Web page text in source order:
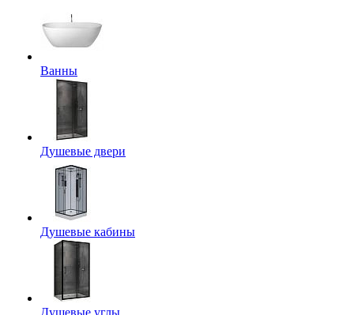
Ванны
Душевые двери
Душевые кабины
Душевые углы